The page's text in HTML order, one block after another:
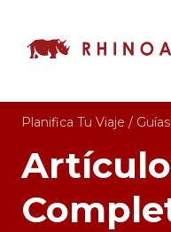
Planifica Tu Viaje /